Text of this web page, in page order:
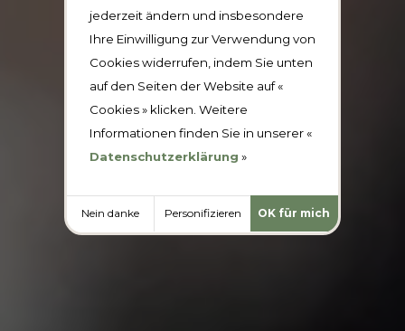
jederzeit ändern und insbesondere
Ihre Einwilligung zur Verwendung von
Cookies widerrufen, indem Sie unten
auf den Seiten der Website auf «
Cookies » klicken. Weitere
Informationen finden Sie in unserer «
Datenschutzerklärung »
Nein danke Personifizieren OK für mich